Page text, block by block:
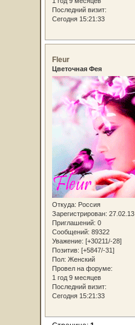
Последний визит:
Сегодня 15:21:33
Fleur
Цветочная Фея
Откуда: Россия
Зарегистрирован: 27.02.13
Приглашений: 0
Сообщений: 89322
Уважение: [+30211/-28]
Позитив: [+5847/-31]
Пол: Женский
Провел на форуме:
1 год 9 месяцев
Последний визит:
Сегодня 15:21:33